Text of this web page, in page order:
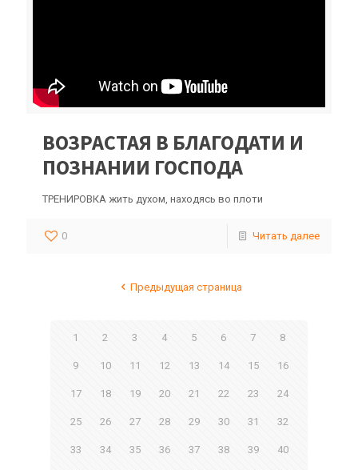
ВОЗРАСТАЯ В БЛАГОДАТИ И
ПОЗНАНИИ ГОСПОДА
ТРЕНИРОВКА жить духом, находясь во плоти
0 Читать далее
Предыдущая страница
1 2 3 4 5 6 7 8
9 10 11 12 13 14 15 16
17 18 19 20 21 22 23 24
25 26 27 28 29 30 31 32
33 34 35 36 37 38 39 40